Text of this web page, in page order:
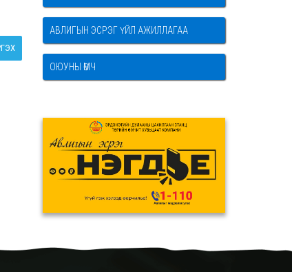
АВЛИГЫН ЭСРЭГ ҮЙЛ АЖИЛЛАГАА
ОЮУНЫ ӨМЧ